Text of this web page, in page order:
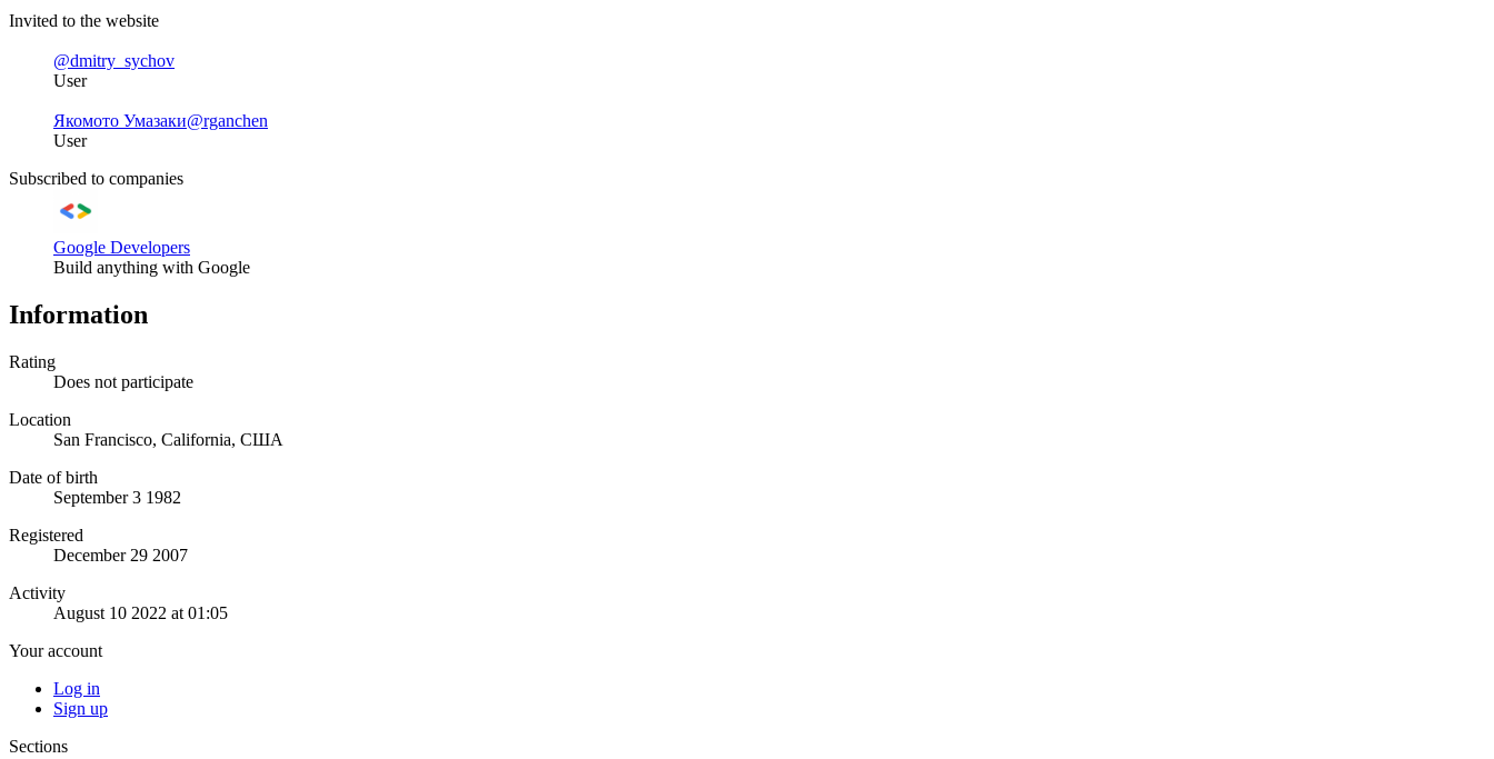
Invited to the website
@dmitry_sychov
User
Якомото Умазаки@rganchen
User
Subscribed to companies
Google Developers
Build anything with Google
Information
Rating
Does not participate
Location
San Francisco, California, США
Date of birth
September 3 1982
Registered
December 29 2007
Activity
August 10 2022 at 01:05
Your account
Log in
Sign up
Sections